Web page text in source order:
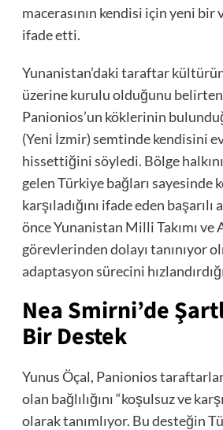
macerasının kendisi için yeni
ifade etti.
Yunanistan’daki taraftar
üzerine kurulu olduğunu
Panionios’un köklerinin
(Yeni İzmir) semtinde kendisini
hissettiğini söyledi. Bölge
gelen Türkiye bağları sayesinde
karşıladığını ifade eden
önce Yunanistan Milli Takımı ve
görevlerinden dolayı tanınıyor
adaptasyon sürecini
Nea Smirni’de
Bir Destek
Yunus Öçal, Panionios
olan bağlılığını “koşulsuz ve
olarak tanımlıyor. Bu desteğin